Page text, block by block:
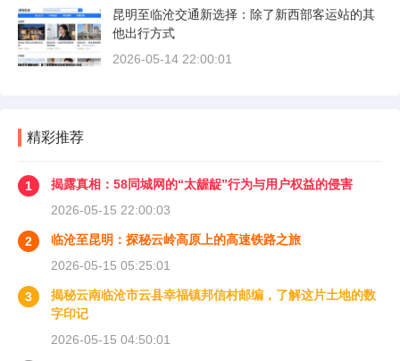
昆明至临沧交通新选择：除了新西部客运站的其
他出行方式
2026-05-14 22:00:01
精彩推荐
1
揭露真相：58同城网的“太龌龊”行为与用户权益的侵害
2026-05-15 22:00:03
2
临沧至昆明：探秘云岭高原上的高速铁路之旅
2026-05-15 05:25:01
3
揭秘云南临沧市云县幸福镇邦信村邮编，了解这片土地的数
字印记
2026-05-15 04:50:01